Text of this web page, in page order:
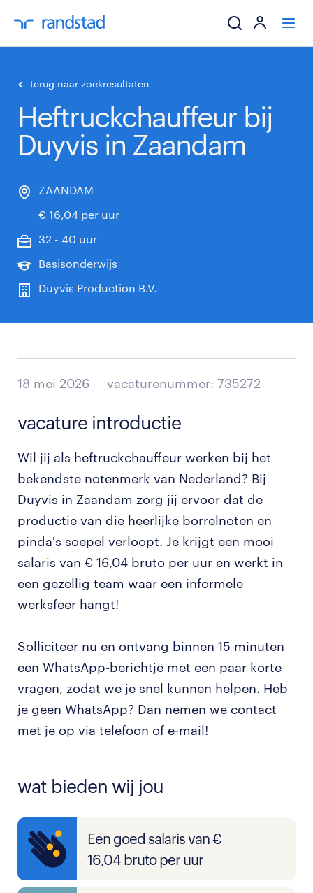
werkgevers
mijn carrière
terug naar zoekresultaten
Heftruckchauffeur bij
Duyvis in Zaandam
ZAANDAM
€ 16,04 per uur
32 - 40 uur
Basisonderwijs
Duyvis Production B.V.
18 mei 2026 vacaturenummer: 735272
vacature introductie
Wil jij als heftruckchauffeur werken bij het
bekendste notenmerk van Nederland? Bij
Duyvis in Zaandam zorg jij ervoor dat de
productie van die heerlijke borrelnoten en
pinda's soepel verloopt. Je krijgt een mooi
salaris van € 16,04 bruto per uur en werkt in
een gezellig team waar een informele
werksfeer hangt!
Solliciteer nu en ontvang binnen 15 minuten
een WhatsApp-berichtje met een paar korte
vragen, zodat we je snel kunnen helpen. Heb
je geen WhatsApp? Dan nemen we contact
met je op via telefoon of e-mail!
wat bieden wij jou
Een goed salaris van €
16,04 bruto per uur